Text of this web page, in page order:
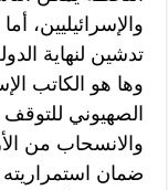
والإسرائيليين،
تدشين لنهاية
وها هو الكاتب
الصهيوني
والانسحاب من
ضمان